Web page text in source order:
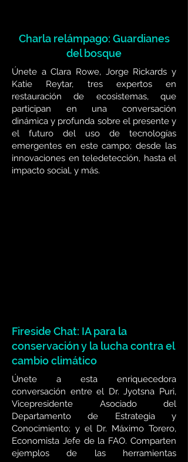
Charla relámpago: Guardianes
del bosque
Únete a Clara Rowe, Jorge Rickards y
Katie Reytar, tres expertos en
restauración de ecosistemas, que
participan en una conversación
dinámica y profunda sobre el presente y
el futuro del uso de tecnologías
emergentes en este campo; desde las
innovaciones en teledetección, hasta el
impacto social, y más.
Fireside Chat: IA para la
conservación y la lucha contra el
cambio climático
Únete a esta enriquecedora
conversación entre el Dr. Jyotsna Puri,
Vicepresidente Asociado del
Departamento de Estrategia y
Conocimiento; y el Dr. Máximo Torero,
Economista Jefe de la FAO. Comparten
ejemplos de las herramientas